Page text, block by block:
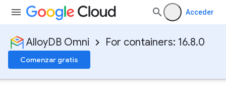
Acceder
AlloyDB Omni For containers: 16.8.0
Comenzar gratis